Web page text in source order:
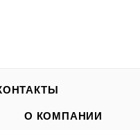
О КОМПАНИИ